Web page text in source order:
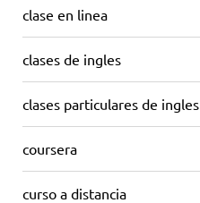
clase en linea
clases de ingles
clases particulares de ingles
coursera
curso a distancia